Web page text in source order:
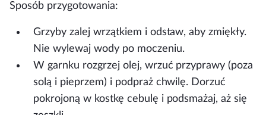
Sposób przygotowania:
Grzyby zalej wrzątkiem i odstaw, aby zmiękły.
Nie wylewaj wody po moczeniu.
W garnku rozgrzej olej, wrzuć przyprawy (poza
solą i pieprzem) i podpraż chwilę. Dorzuć
pokrojoną w kostkę cebulę i podsmażaj, aż się